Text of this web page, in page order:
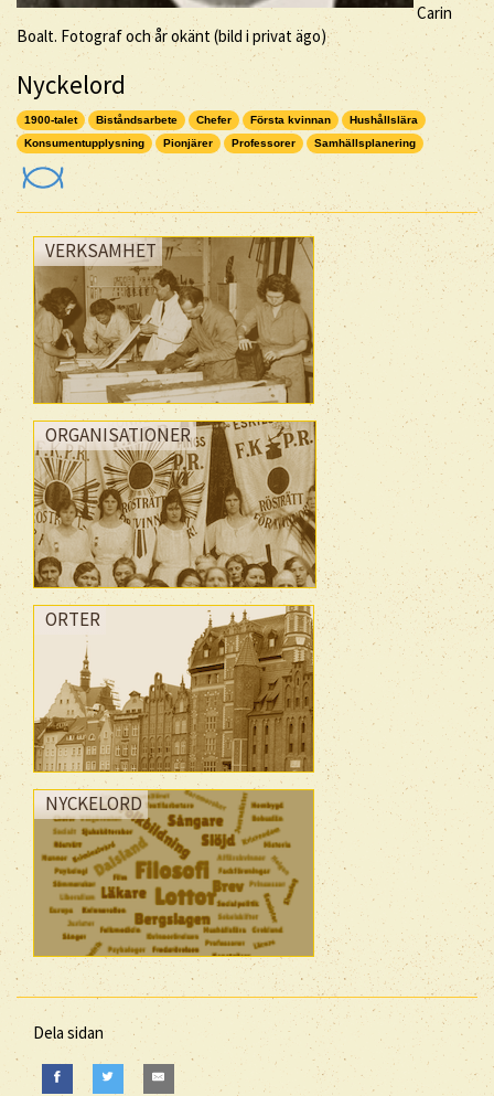
Carin
Boalt. Fotograf och år okänt (bild i privat ägo)
Nyckelord
1900-talet Biståndsarbete Chefer Första kvinnan
Hushållslära
Konsumentupplysning
Pionjärer Professorer Samhällsplanering
VERKSAMHET
ORGANISATIONER
ORTER
NYCKELORD
Dela sidan